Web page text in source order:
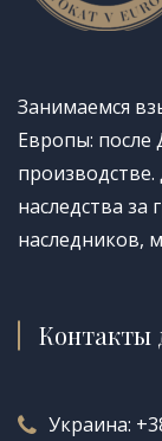
Занимаемся
Европы: после
производстве.
наследства за
наследников,
Контакты
Украина: